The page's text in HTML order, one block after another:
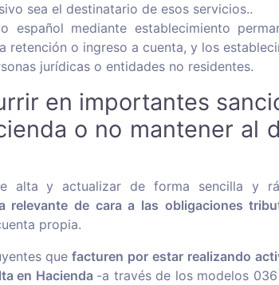
sea el destinatario de esos servicios..
mediante establecimiento
retención o ingreso a cuenta, y los
jurídicas o entidades no residentes.
en importantes
o no mantener al
alta y actualizar de forma sencilla y
relevante de cara a las obligaciones
propia.
que facturen por estar realizando
en Hacienda -a través de los modelos